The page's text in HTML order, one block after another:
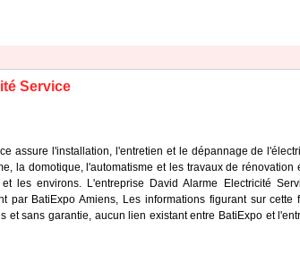
Service
assure l'installation, l'entretien et le dépannage de
la domotique, l'automatisme et les travaux de rénovation
les environs. L'entreprise David Alarme Electricité
par BatiExpo Amiens, Les informations figurant sur cette
et sans garantie, aucun lien existant entre BatiExpo et